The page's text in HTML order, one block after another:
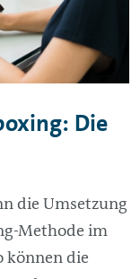
Die
die Umsetzung
Methode im
können die